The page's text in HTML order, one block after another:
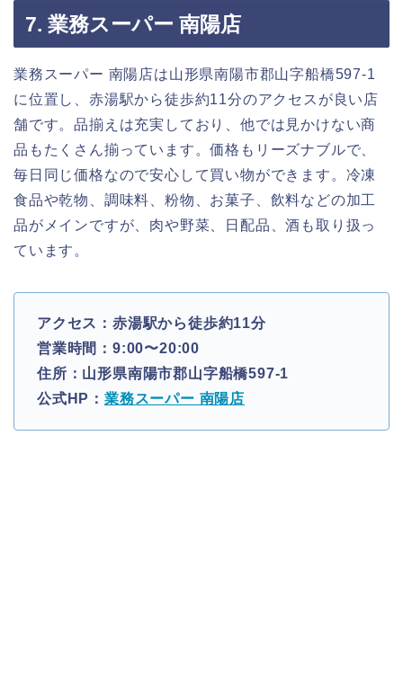
7. 業務スーパー 南陽店
業務スーパー 南陽店は山形県南陽市郡山字船橋597-1
に位置し、赤湯駅から徒歩約11分のアクセスが良い店
舗です。品揃えは充実しており、他では見かけない商
品もたくさん揃っています。価格もリーズナブルで、
毎日同じ価格なので安心して買い物ができます。冷凍
食品や乾物、調味料、粉物、お菓子、飲料などの加工
品がメインですが、肉や野菜、日配品、酒も取り扱っ
ています。
アクセス：赤湯駅から徒歩約11分
営業時間：9:00〜20:00
住所：山形県南陽市郡山字船橋597-1
公式HP： 業務スーパー 南陽店